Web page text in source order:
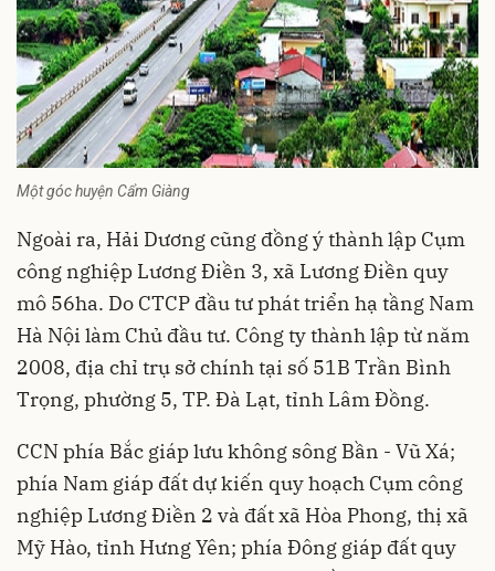
Một góc huyện Cẩm Giàng
Ngoài ra, Hải Dương cũng đồng ý thành lập Cụm
công nghiệp Lương Điền 3, xã Lương Điền quy
mô 56ha. Do CTCP đầu tư phát triển hạ tầng Nam
Hà Nội làm Chủ đầu tư. Công ty thành lập từ năm
2008, địa chỉ trụ sở chính tại số 51B Trần Bình
Trọng, phường 5, TP. Đà Lạt, tỉnh Lâm Đồng.
CCN phía Bắc giáp lưu không sông Bần - Vũ Xá;
phía Nam giáp đất dự kiến quy hoạch Cụm công
nghiệp Lương Điền 2 và đất xã Hòa Phong, thị xã
Mỹ Hào, tỉnh Hưng Yên; phía Đông giáp đất quy